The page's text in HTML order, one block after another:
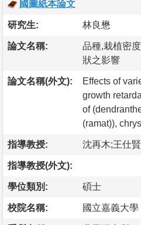
國圖紙本論文
研究生: 林良懋
論文名稱:
品種,栽植密
狀之影響
論文名稱(外文):
Effects of
growth
of
(ramat)),
指導教授: 沈再木;王仕賢
指導教授(外文):
學位類別: 碩士
校院名稱: 國立嘉義大學